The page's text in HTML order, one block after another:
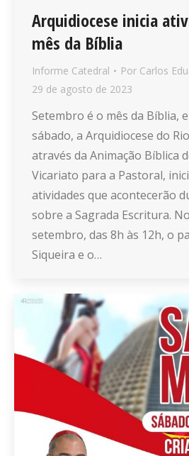
Arquidiocese inicia
mês da Bíblia
Informe Catedral Por Carlos
29 de agosto de 2023
Setembro é o mês da Bíblia,
sábado, a Arquidiocese do
através da Animação Bíblica
Vicariato para a Pastoral,
atividades que acontecerão
sobre a Sagrada Escritura.
setembro, das 8h às 12h, o
Siqueira e o…